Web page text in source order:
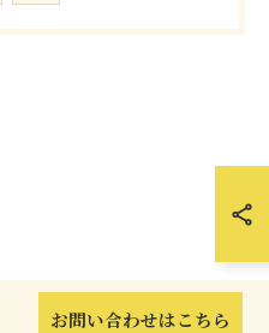
お問い合わせはこちら